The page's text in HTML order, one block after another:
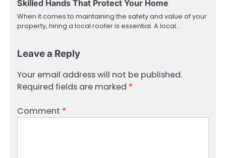
Skilled Hands That Protect Your Home
When it comes to maintaining the safety and value of your
property, hiring a local roofer is essential. A local…
Leave a Reply
Your email address will not be published.
Required fields are marked *
Comment *